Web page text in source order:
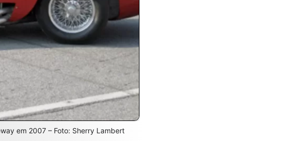
em 2007 – Foto: Sherry Lambert